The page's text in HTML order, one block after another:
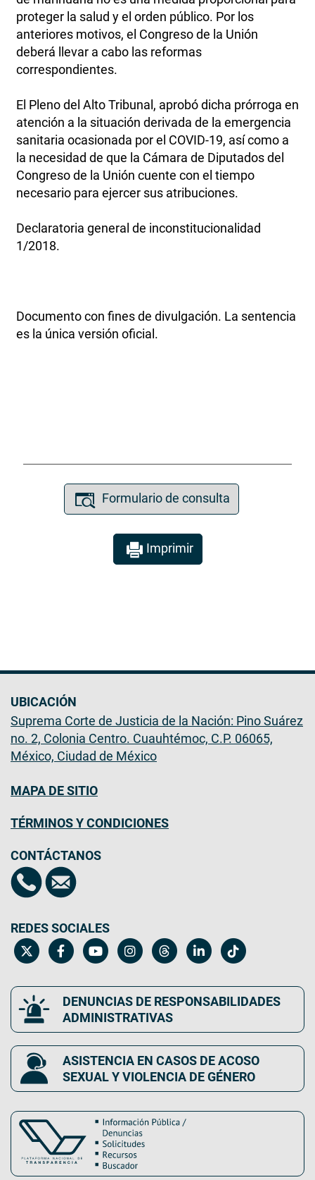
proteger la salud y el orden público. Por los
anteriores motivos, el Congreso de la Unión
deberá llevar a cabo las reformas
correspondientes.
El Pleno del Alto Tribunal, aprobó dicha prórroga en
atención a la situación derivada de la emergencia
sanitaria ocasionada por el COVID-19, así como a
la necesidad de que la Cámara de Diputados del
Congreso de la Unión cuente con el tiempo
necesario para ejercer sus atribuciones.
Declaratoria general de inconstitucionalidad
1/2018.
Documento con fines de divulgación. La sentencia
es la única versión oficial.
Formulario de consulta
Imprimir
UBICACIÓN
Suprema Corte de Justicia de la Nación: Pino Suárez
no. 2, Colonia Centro. Cuauhtémoc, C.P. 06065,
México, Ciudad de México
MAPA DE SITIO
TÉRMINOS Y CONDICIONES
CONTÁCTANOS
REDES SOCIALES
DENUNCIAS DE RESPONSABILIDADES
ADMINISTRATIVAS
ASISTENCIA EN CASOS DE ACOSO
SEXUAL Y VIOLENCIA DE GÉNERO